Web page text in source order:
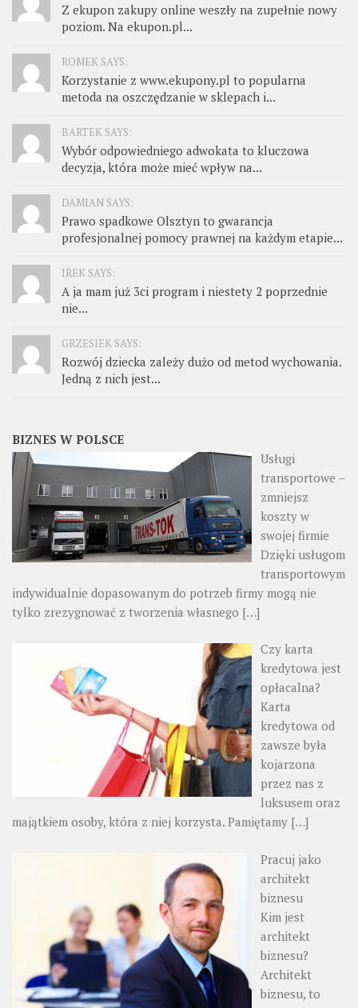
Z ekupon zakupy online weszły na zupełnie nowy
poziom. Na ekupon.pl...
ROMEK SAYS:
Korzystanie z www.ekupony.pl to popularna
metoda na oszczędzanie w sklepach i...
BARTEK SAYS:
Wybór odpowiedniego adwokata to kluczowa
decyzja, która może mieć wpływ na...
DAMIAN SAYS:
Prawo spadkowe Olsztyn to gwarancja
profesjonalnej pomocy prawnej na każdym etapie...
IREK SAYS:
A ja mam już 3ci program i niestety 2 poprzednie
nie...
GRZESIEK SAYS:
Rozwój dziecka zależy dużo od metod wychowania.
Jedną z nich jest...
BIZNES W POLSCE
Usługi
transportowe –
zmniejsz
koszty w
swojej firmie
Dzięki usługom
transportowym
indywidualnie dopasowanym do potrzeb firmy mogą nie
tylko zrezygnować z tworzenia własnego […]
Czy karta
kredytowa jest
opłacalna?
Karta
kredytowa od
zawsze była
kojarzona
przez nas z
luksusem oraz
majątkiem osoby, która z niej korzysta. Pamiętamy […]
Pracuj jako
architekt
biznesu
Kim jest
architekt
biznesu?
Architekt
biznesu, to